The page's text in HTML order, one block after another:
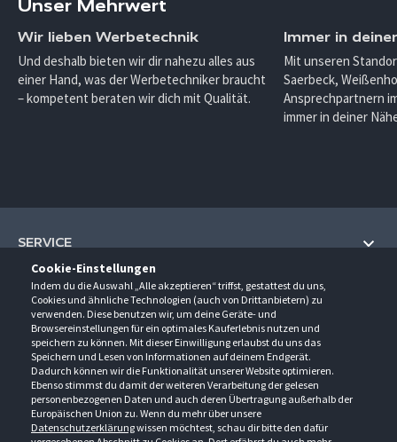
Cookie-Einstellungen
Indem du die Auswahl „Alle akzeptieren“ triffst, gestattest du uns,
Cookies und ähnliche Technologien (auch von Drittanbietern) zu
verwenden. Diese benutzen wir, um deine Geräte- und
Browsereinstellungen für ein optimales Kauferlebnis nutzen und
speichern zu können. Mit dieser Einwilligung erlaubst du uns das
Speichern und Lesen von Informationen auf deinem Endgerät.
Dadurch können wir die Funktionalität unserer Website optimieren.
Ebenso stimmst du damit der weiteren Verarbeitung der gelesen
personenbezogenen Daten und auch deren Übertragung außerhalb der
Europäischen Union zu. Wenn du mehr über unsere
Datenschutzerklärungwissen möchtest, schau dir bitte den dafür
Unser Mehrwert
Wir lieben Werbetechnik
Und deshalb bieten wir dir nahezu alles aus
einer Hand, was der Werbetechniker braucht
– kompetent beraten wir dich mit Qualität.
Immer in
Mit unseren
Saerbeck,
Ansprechpartnern
immer in deiner
SERVICE
Hilfe und Information
Fragen und Antworten (FAQ)
Kontakt
Newsletter
Events
Downloads
Kataloge
UNTERNEHMEN
Über uns
Anfahrt
Ansprechpartner
Außendienstbesuch
Jobs & Ausbildung
KONTAKT
Gröner-Schulze GmbH
Sarirstraße 5
12529 Schönefeld
Berlin-Schönefeld: +49 30 68 29 54-0
ÖFFNUNGSZEITEN
Montag - Donnerstag
9:00 - 17:00
Freitag
9:00 - 15:00
FOLGE UNS